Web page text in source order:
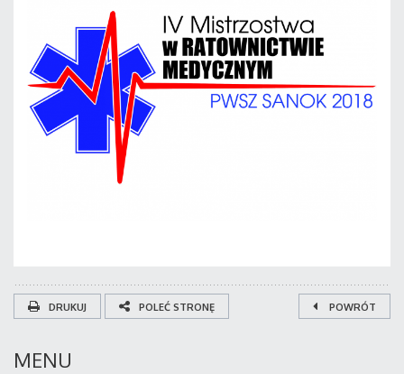
DRUKUJ POLEĆ STRONĘ POWRÓT
MENU